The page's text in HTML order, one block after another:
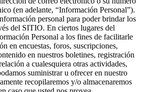
(en adelante, “Información Personal”).
personal para poder brindar los
del SITIO. En ciertos lugares del
Personal a los fines de facilitarle
en encuestas, foros, suscripciones,
en nuestros boletines, registración
a cualesquiera otras actividades,
suministrar u ofrecer en nuestro
recopilaremos y/o almacenaremos